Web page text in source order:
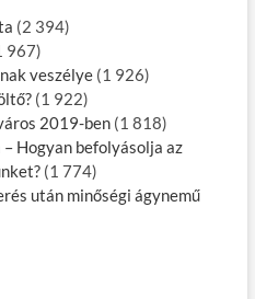
(2 394)
967)
veszélye (1 926)
(1 922)
2019-ben (1 818)
Hogyan befolyásolja az
(1 774)
után minőségi ágynemű